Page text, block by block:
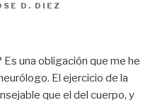
D. DIEZ
una obligación que me he
El ejercicio de la
que el del cuerpo, y